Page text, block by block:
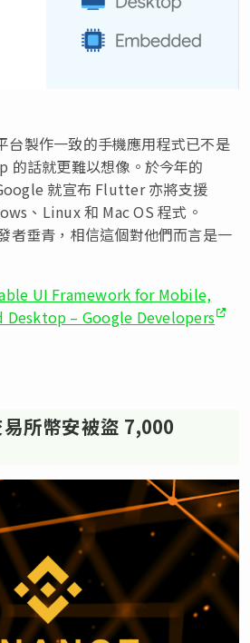
製作一致的手機應用程式已不是
的話就更難以想像。於今年的
就宣布 Flutter 亦將支援
、Linux 和 Mac OS 程式。
者垂青，相信這個對他們而言是一
UI Framework for Mobile,
Desktop – Google Developers
所幣安被盜 7,000